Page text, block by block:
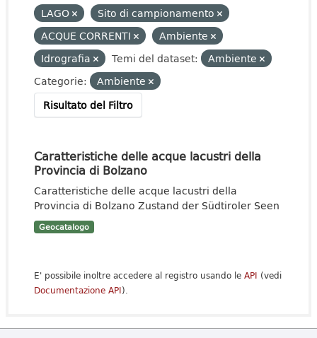
LAGO
Sito di campionamento
ACQUE CORRENTI
Ambiente
Idrografia
Temi del dataset:
Ambiente
Categorie:
Ambiente
Risultato del Filtro
Caratteristiche delle acque lacustri della
Provincia di Bolzano
Caratteristiche delle acque lacustri della
Provincia di Bolzano Zustand der Südtiroler Seen
Geocatalogo
E' possibile inoltre accedere al registro usando le API (vedi
Documentazione API).